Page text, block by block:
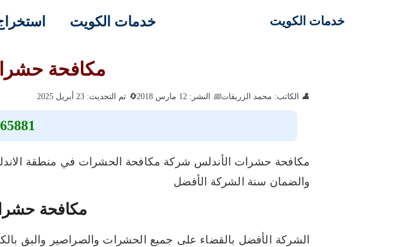
خدمات الكويت خدمات الكويت
مكافحة
الكاتب: محمد الزريقات النشر: 12 مارس 2018 تم التحديث: 23 أبريل 2025
مكافحة حشرات الأندلس شركة مكافحة الحشرات في منطقة
والضمان سنة الشركة الأفضل
مكافحة
الشركة الأفضل بالقضاء على جميع الحشرات والصراصير والبق